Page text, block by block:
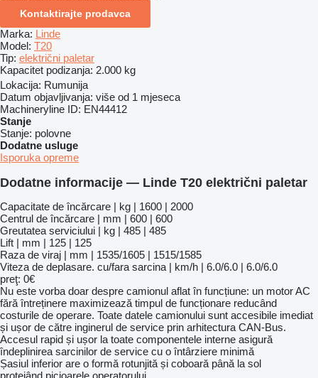
Kontaktirajte prodavca
Marka: Linde
Model: T20
Tip: električni paletar
Kapacitet podizanja: 2.000 kg
Lokacija: Rumunija
Datum objavljivanja: više od 1 mjeseca
Machineryline ID: EN44412
Stanje
Stanje: polovne
Dodatne usluge
Isporuka opreme
Dodatne informacije — Linde T20 električni paletar
Capacitate de încărcare | kg | 1600 | 2000
Centrul de încărcare | mm | 600 | 600
Greutatea serviciului | kg | 485 | 485
Lift | mm | 125 | 125
Raza de viraj | mm | 1535/1605 | 1515/1585
Viteza de deplasare. cu/fara sarcina | km/h | 6.0/6.0 | 6.0/6.0
preţ: 0€
Nu este vorba doar despre camionul aflat în funcțiune: un motor AC
fără întreținere maximizează timpul de funcționare reducând
costurile de operare. Toate datele camionului sunt accesibile imediat
și ușor de către inginerul de service prin arhitectura CAN-Bus.
Accesul rapid și ușor la toate componentele interne asigură
îndeplinirea sarcinilor de service cu o întârziere minimă
Șasiul inferior are o formă rotunjită și coboară până la sol